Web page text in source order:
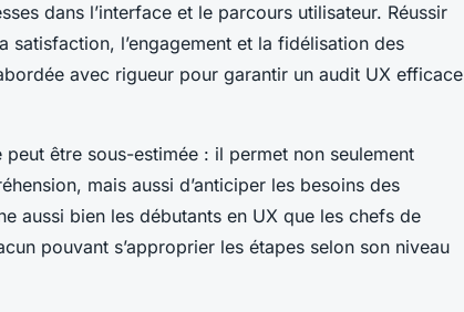
dans l’interface et le parcours utilisateur. Réussir
l’engagement et la fidélisation des
avec rigueur pour garantir un audit UX efficace
peut être sous-estimée : il permet non seulement
mais aussi d’anticiper les besoins des
aussi bien les débutants en UX que les chefs de
pouvant s’approprier les étapes selon son niveau